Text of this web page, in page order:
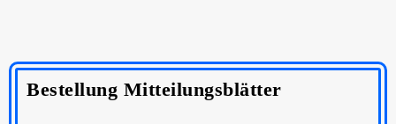
Bestellung Mitteilungsblätter